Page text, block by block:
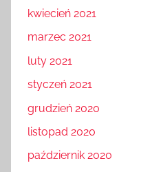
kwiecień 2021
marzec 2021
luty 2021
styczeń 2021
grudzień 2020
listopad 2020
październik 2020